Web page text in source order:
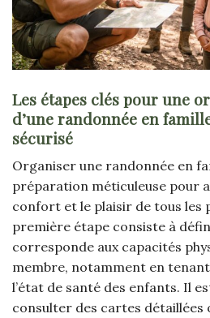
Les étapes clés pour une
d’une randonnée en
sécurisé
Organiser une randonnée en
préparation méticuleuse pour
confort et le plaisir de tous les
première étape consiste à
corresponde aux capacités
membre, notamment en tenant
l’état de santé des enfants. Il
consulter des cartes détaillées